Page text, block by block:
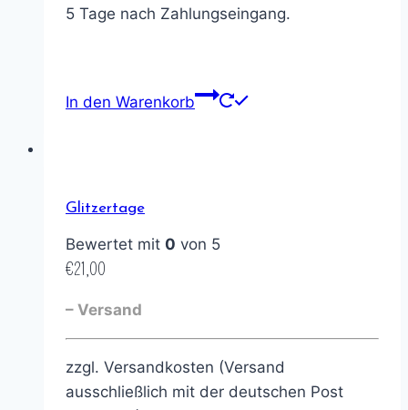
5 Tage nach Zahlungseingang.
In den Warenkorb
Glitzertage
Bewertet mit 0 von 5
€21,00
– Versand
zzgl. Versandkosten (Versand
ausschließlich mit der deutschen Post